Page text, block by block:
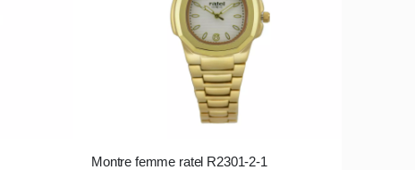
Montre femme ratel R2301-2-1